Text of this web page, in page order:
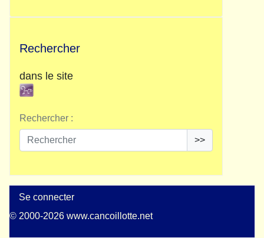
Rechercher
dans le site
Rechercher :
>>
Se connecter
© 2000-2026 www.cancoillotte.net